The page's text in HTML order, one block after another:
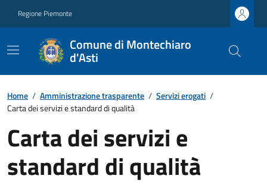
Regione Piemonte
Comune di Montechiaro
d'Asti
Home / Amministrazione trasparente / Servizi erogati /
Carta dei servizi e standard di qualità
Carta dei servizi e
standard di qualità